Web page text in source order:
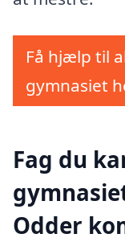
Få hjælp til
gymnasiet
Fag du
Odder